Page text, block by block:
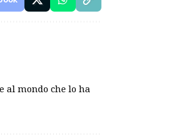
al mondo che lo ha